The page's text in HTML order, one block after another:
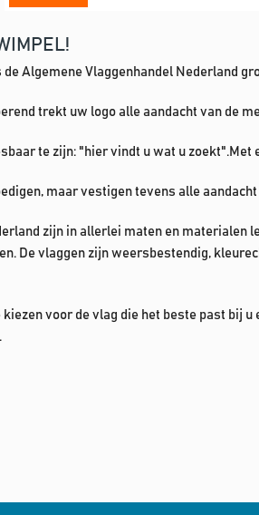
Algemene Vlaggenhandel Nederland
trekt uw logo alle aandacht van de
te zijn: "hier vindt u wat u zoekt".Met
maar vestigen tevens alle
zijn in allerlei maten en
De vlaggen zijn weersbestendig,
voor de vlag die het beste past bij